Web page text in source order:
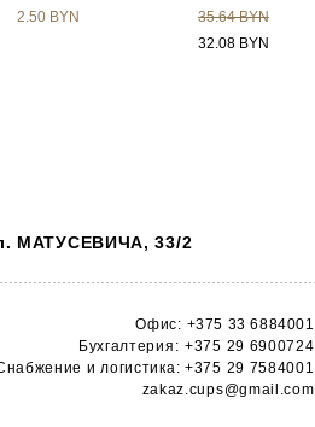
2.50 BYN
35.64 BYN
32.08 BYN
МАТУСЕВИЧА, 33/2
Офис: +375 33 6884001
Бухгалтерия: +375 29 6900724
и логистика: +375 29 7584001
zakaz.cups@gmail.com